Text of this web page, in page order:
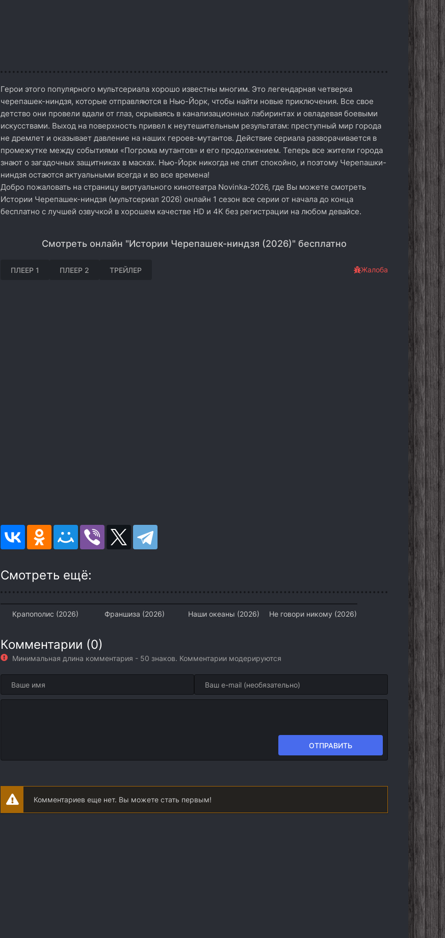
Герои этого популярного мультсериала хорошо известны многим. Это легендарная четверка
черепашек-ниндзя, которые отправляются в Нью-Йорк, чтобы найти новые приключения. Все свое
детство они провели вдали от глаз, скрываясь в канализационных лабиринтах и овладевая боевыми
искусствами. Выход на поверхность привел к неутешительным результатам: преступный мир города
не дремлет и оказывает давление на наших героев-мутантов. Действие сериала разворачивается в
промежутке между событиями «Погрома мутантов» и его продолжением. Теперь все жители города
знают о загадочных защитниках в масках. Нью-Йорк никогда не спит спокойно, и поэтому Черепашки-
ниндзя остаются актуальными всегда и во все времена!
Добро пожаловать на страницу виртуального кинотеатра Novinka-2026, где Вы можете смотреть
Истории Черепашек-ниндзя (мультсериал 2026) онлайн 1 сезон все серии от начала до конца
бесплатно с лучшей озвучкой в хорошем качестве HD и 4K без регистрации на любом девайсе.
Смотреть онлайн "Истории Черепашек-ниндзя (2026)" бесплатно
ПЛЕЕР 1 ПЛЕЕР 2 ТРЕЙЛЕР Жалоба
Смотреть ещё:
Крапополис (2026) Франшиза (2026) Наши океаны (2026) Не говори никому (2026)
Комментарии (0)
Минимальная длина комментария - 50 знаков. Комментарии модерируются
ОТПРАВИТЬ
Комментариев еще нет. Вы можете стать первым!